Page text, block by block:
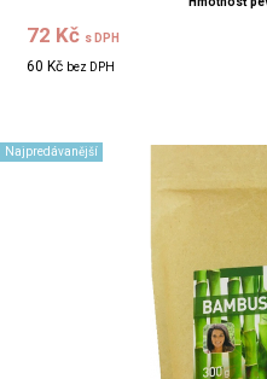
72 Kč s DPH
60 Kč bez DPH
Najpredávanější